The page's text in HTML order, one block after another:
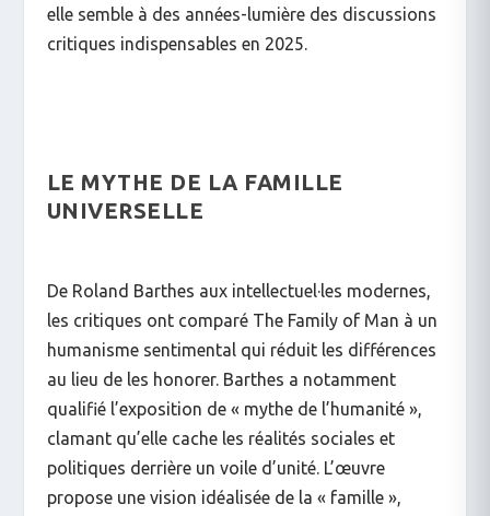
elle semble à des années-lumière des discussions
critiques indispensables en 2025.
LE MYTHE DE LA FAMILLE
UNIVERSELLE
De Roland Barthes aux intellectuel·les modernes,
les critiques ont comparé The Family of Man à un
humanisme sentimental qui réduit les différences
au lieu de les honorer. Barthes a notamment
qualifié l’exposition de « mythe de l’humanité »,
clamant qu’elle cache les réalités sociales et
politiques derrière un voile d’unité. L’œuvre
propose une vision idéalisée de la « famille »,